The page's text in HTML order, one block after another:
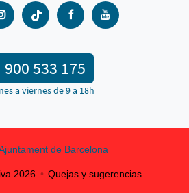
900 533 175
a viernes de 9 a 18h
2026 Quejas y sugerencias